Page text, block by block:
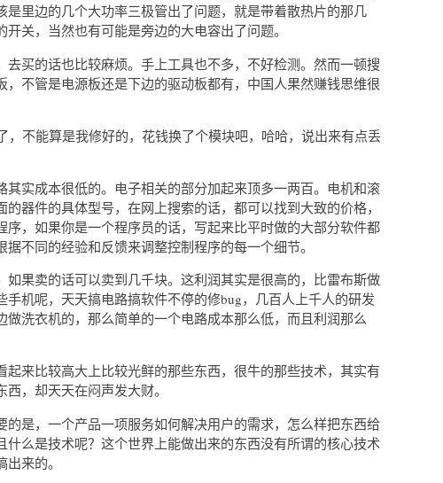
里边的几个大功率三极管出了问题，就是带着散热片的那几
关，当然也有可能是旁边的大电容出了问题。
买的话也比较麻烦。手上工具也不多，不好检测。然而一顿搜
不管是电源板还是下边的驱动板都有，中国人果然赚钱思维很
不能算是我修好的，花钱换了个模块吧，哈哈，说出来有点丢
实成本很低的。电子相关的部分加起来顶多一两百。电机和滚
器件的具体型号，在网上搜索的话，都可以找到大致的价格，
，如果你是一个程序员的话，写起来比平时做的大部分软件都
不同的经验和反馈来调整控制程序的每一个细节。
果卖的话可以卖到几千块。这利润其实是很高的，比雷布斯做
机呢，天天搞电路搞软件不停的修bug，几百人上千人的研发
洗衣机的，那么简单的一个电路成本那么低，而且利润那么
来比较高大上比较光鲜的那些东西，很牛的那些技术，其实有
，却天天在闷声发大财。
是，一个产品一项服务如何解决用户的需求，怎么样把东西给
么是技术呢？这个世界上能做出来的东西没有所谓的核心技术
来的。